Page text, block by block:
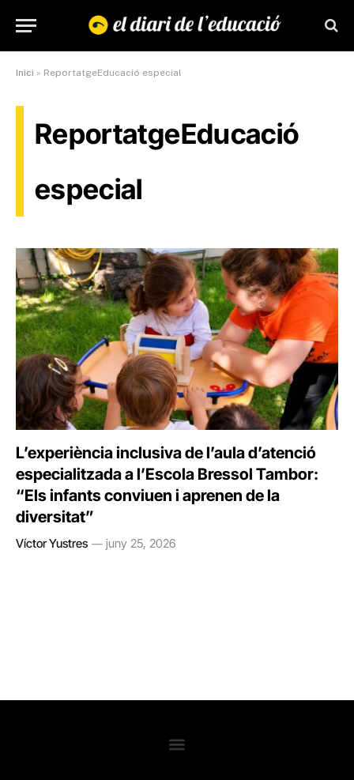
Inici » ReportatgeEducació especial
ReportatgeEducació
especial
L’experiència inclusiva de l’aula d’atenció
especialitzada a l’Escola Bressol Tambor:
“Els infants conviuen i aprenen de la
diversitat”
Víctor Yustres juny 25, 2026